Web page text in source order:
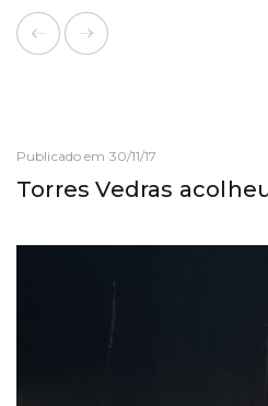
Publicado em 30/11/17
Torres Vedras